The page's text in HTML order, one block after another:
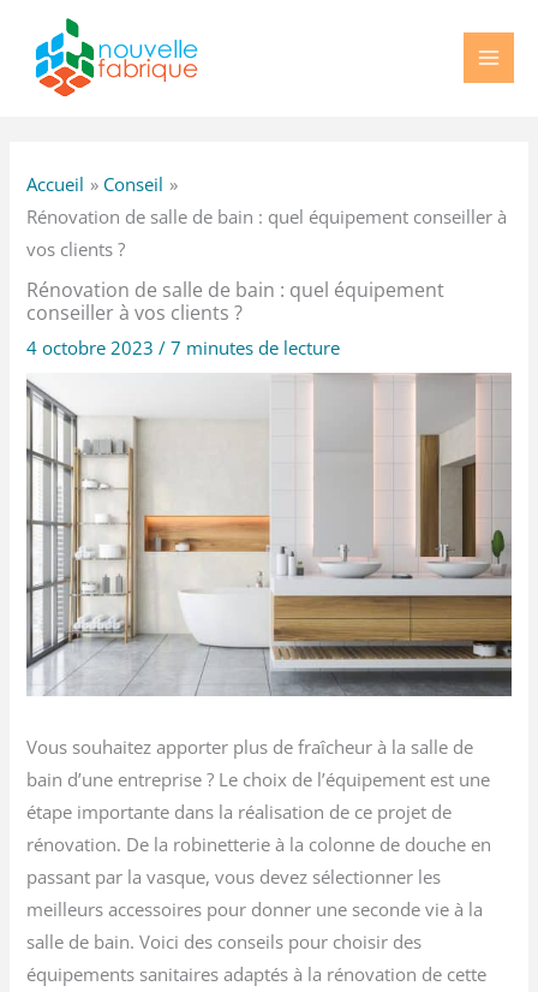
contenu
Accueil
Conseil
Rénovation de salle de bain : quel équipement conseiller à
vos clients ?
Rénovation de salle de bain : quel équipement
conseiller à vos clients ?
4 octobre 2023/7 minutes de lecture
Vous souhaitez apporter plus de fraîcheur à la salle de
bain d’une entreprise ? Le choix de l’équipement est une
étape importante dans la réalisation de ce projet de
rénovation. De la robinetterie à la colonne de douche en
passant par la vasque, vous devez sélectionner les
meilleurs accessoires pour donner une seconde vie à la
salle de bain. Voici des conseils pour choisir des
équipements sanitaires adaptés à la rénovation de cette